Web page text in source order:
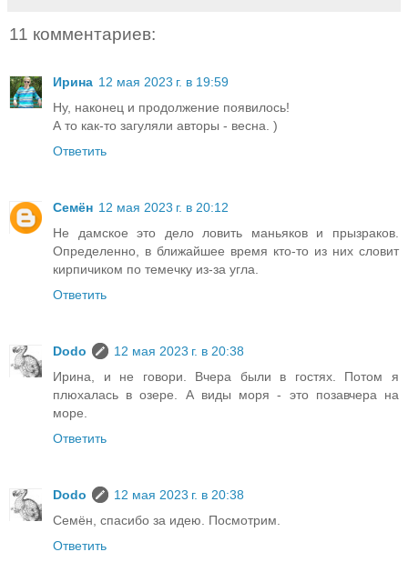
11 комментариев:
Ирина 12 мая 2023 г. в 19:59
Ну, наконец и продолжение появилось!
А то как-то загуляли авторы - весна. )
Ответить
Семён 12 мая 2023 г. в 20:12
Не дамское это дело ловить маньяков и прызраков.
Определенно, в ближайшее время кто-то из них словит
кирпичиком по темечку из-за угла.
Ответить
Dodo
12 мая 2023 г. в 20:38
Ирина, и не говори. Вчера были в гостях. Потом я
плюхалась в озере. А виды моря - это позавчера на
море.
Ответить
Dodo
12 мая 2023 г. в 20:38
Семён, спасибо за идею. Посмотрим.
Ответить